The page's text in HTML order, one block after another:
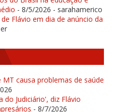
- 8/5/2026 - sarahamerico
de Flávio em dia de anúncio da
causa problemas de saúde
do Judiciário', diz Flávio
- 8/7/2026